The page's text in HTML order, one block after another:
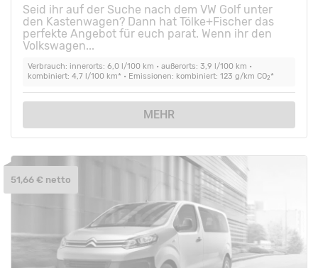
Seid ihr auf der Suche nach dem VW Golf unter
den Kastenwagen? Dann hat Tölke+Fischer das
perfekte Angebot für euch parat. Wenn ihr den
Volkswagen...
Verbrauch: innerorts: 6,0 l/100 km • außerorts: 3,9 l/100 km •
kombiniert: 4,7 l/100 km* • Emissionen: kombiniert: 123 g/km CO2*
MEHR
51,66 € netto